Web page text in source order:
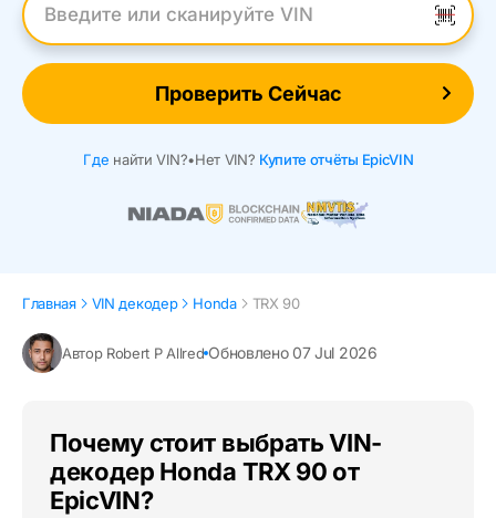
Введите VIN
Проверить Сейчас
Где найти VIN?•Нет VIN? Купите отчёты EpicVIN
Главная VIN декодер Honda TRX 90
Автор Robert P Allred Обновлено 07 Jul 2026
Почему стоит выбрать VIN-
декодер Honda TRX 90 от
EpicVIN?